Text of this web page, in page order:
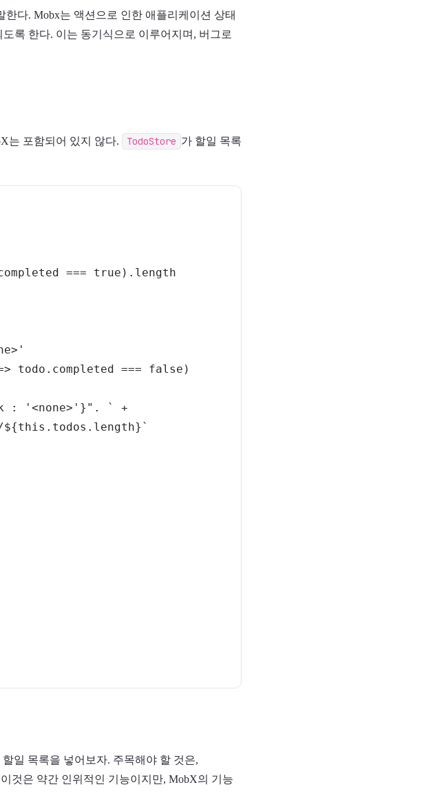
다. Mobx는 액션으로 인한 애플리케이션 상태
록 한다. 이는 동기식으로 이루어지며, 버그로
는 포함되어 있지 않다. TodoStore 가 할일 목록
=== true ) . length
todo . completed === false )
: '<none>' } ". `
+
${this . todos . length} `
일 목록을 넣어보자. 주목해야 할 것은,
것은 약간 인위적인 기능이지만, MobX의 기능